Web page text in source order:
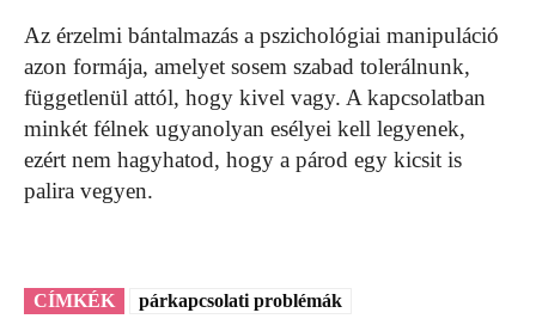
Az érzelmi bántalmazás a pszichológiai manipuláció
azon formája, amelyet sosem szabad tolerálnunk,
függetlenül attól, hogy kivel vagy. A kapcsolatban
minkét félnek ugyanolyan esélyei kell legyenek,
ezért nem hagyhatod, hogy a párod egy kicsit is
palira vegyen.
CÍMKÉK párkapcsolati problémák